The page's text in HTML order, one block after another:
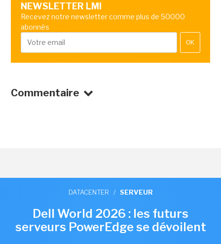
NEWSLETTER LMI
Recevez notre newsletter comme plus de 50000
abonnés
OK
Commentaire
DATACENTER / SERVEUR
Dell World 2026 : les futurs
serveurs PowerEdge se dévoilent